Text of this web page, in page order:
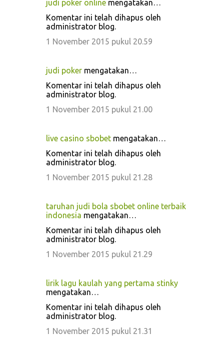
judi poker online mengatakan…
Komentar ini telah dihapus oleh
administrator blog.
1 November 2015 pukul 20.59
judi poker mengatakan…
Komentar ini telah dihapus oleh
administrator blog.
1 November 2015 pukul 21.00
live casino sbobet mengatakan…
Komentar ini telah dihapus oleh
administrator blog.
1 November 2015 pukul 21.28
taruhan judi bola sbobet online terbaik
indonesia mengatakan…
Komentar ini telah dihapus oleh
administrator blog.
1 November 2015 pukul 21.29
lirik lagu kaulah yang pertama stinky
mengatakan…
Komentar ini telah dihapus oleh
administrator blog.
1 November 2015 pukul 21.31